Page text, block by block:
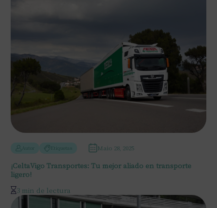
Autor Etiquetas Maio 28, 2025
¡CeltaVigo Transportes: Tu mejor aliado en transporte
ligero!
3 min de lectura